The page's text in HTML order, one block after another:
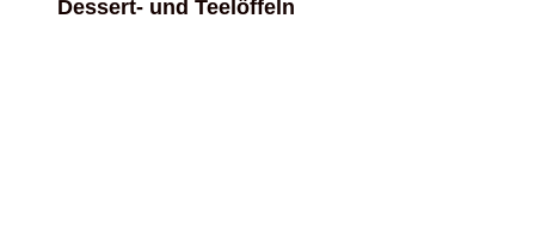
Dessert- und Teelöffeln